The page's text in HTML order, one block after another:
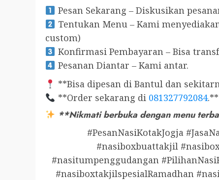
Pesan Sekarang – Diskusikan
Tentukan Menu – Kami
custom)
Konfirmasi Pembayaran – Bisa
Pesanan Diantar – Kami antar.
**Bisa dipesan di Bantul dan
**Order sekarang di 081327792084.**
**Nikmati berbuka dengan menu
#PesanNasiKotakJogja
#nasiboxbuattakjil
#nasitumpenggudangan
#nasiboxtakjilspesialRamadhan